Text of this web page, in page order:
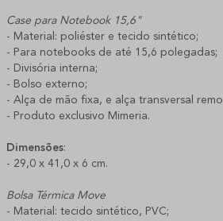
Case para Notebook 15,6"
- Material: poliéster e tecido sintético;
- Para notebooks de até 15,6 polegadas;
- Divisória interna;
- Bolso externo;
- Alça de mão fixa, e alça transversal
- Produto exclusivo Mimeria.
Dimensões:
- 29,0 x 41,0 x 6 cm.
Bolsa Térmica Move
- Material: tecido sintético, PVC;